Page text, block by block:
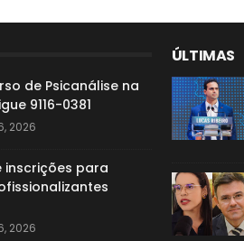
de Psicanálise na
9116-0381
2026
inscrições para
2026
ÚLTIMAS